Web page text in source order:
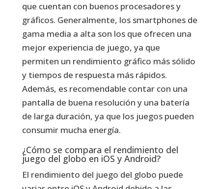
que cuentan con buenos procesadores y
gráficos. Generalmente, los smartphones de
gama media a alta son los que ofrecen una
mejor experiencia de juego, ya que
permiten un rendimiento gráfico más sólido
y tiempos de respuesta más rápidos.
Además, es recomendable contar con una
pantalla de buena resolución y una batería
de larga duración, ya que los juegos pueden
consumir mucha energía.
¿Cómo se compara el rendimiento del
juego del globo en iOS y Android?
El rendimiento del juego del globo puede